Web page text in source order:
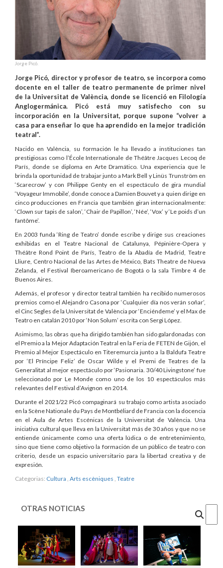
Jorge Picó.
Jorge Picó, director y profesor de teatro, se incorpora como
docente en el taller de teatro permanente de primer nivel
de la Universitat de València, donde se licenció en Filología
Anglogermánica. Picó está muy satisfecho con su
incorporación en la Universitat, porque supone “volver a
casa para enseñar lo que ha aprendido en la mejor tradición
teatral”.
Nacido en València, su formación le ha llevado a instituciones tan
prestigiosas como l’École Internationale de Théâtre Jacques Lecoq de
París, donde se diploma en Arte Dramático. Una experiencia que le
brinda la oportunidad de trabajar junto a Mark Bell y Linüs Trunström en
‘Scarecrow’ y con Philippe Genty en el espectáculo de gira mundial
‘Voyageur Immobile’, donde conoce a Damien Bouvet y a quien dirige en
cinco producciones en Francia que también giran internacionalmente:
‘Clown sur tapis de salon’, ‘Chair de Papillon’, ‘Née’, ‘Vox’ y ‘Le poids d’un
fantôme’.
En 2003 funda ‘Ring de Teatro’ donde escribe y dirige sus creaciones
exhibidas en el Teatre Nacional de Catalunya, Pépinière-Opera y
Théâtre Rond Point de París, Teatro de la Abadía de Madrid, Teatre
Lliure, Centro Nacional de las Artes de México, Bats Theatre de Nueva
Zelanda, el Festival Iberoamericano de Bogotá o la sala Timbre 4 de
Buenos Aires.
Además, el profesor y director teatral también ha recibido numerosos
premios como el Alejandro Casona por ‘Cualquier día nos verán soñar’,
el Cinc Segles de la Universitat de València por ‘Enciéndeme’ y el Max de
Teatro en catalán 2010 por ‘Non Solum’ escrita con Sergi López.
Asimismo, las obras que ha dirigido también han sido galardonadas con
el Premio a la Mejor Adaptación Teatral en la Feria de FETEN de Gijón, el
Premio al Mejor Espectáculo en Titeremurcia junto a la Baldufa Teatre
por ‘El Príncipe Feliz’ de Oscar Wilde y el Premi de Teatres de la
Generalitat al mejor espectáculo por ‘Pasionaria. 30/40 Livingstone’ fue
seleccionado por Le Monde como uno de los 10 espectáculos más
relevantes del Festival d’Avignon en 2014.
Durante el 2021/22 Picó compaginará su trabajo como artista asociado
en la Scène Nationale du Pays de Montbéliard de Francia con la docencia
en el Aula de Artes Escénicas de la Universitat de València. Una
iniciativa cultural que lleva en la Universitat más de 30 años y que no se
entiende únicamente como una oferta lúdica o de entretenimiento,
sino que tiene como objetivo la formación de un público de teatro con
criterio, desde un espacio universitario para la libertad creativa y de
expresión.
Categorias: Cultura Arts escèniques Teatre
OTRAS NOTICIAS